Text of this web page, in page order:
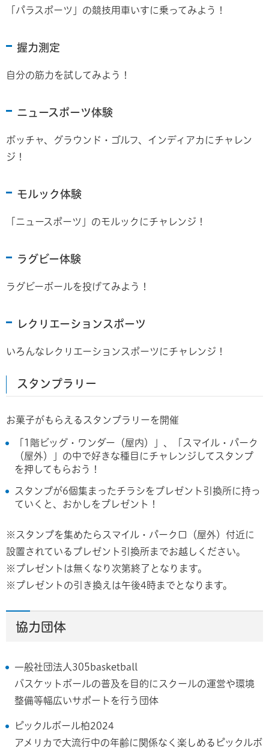
「パラスポーツ」の競技用車いすに乗ってみよう！
握力測定
自分の筋力を試してみよう！
ニュースポーツ体験
ボッチャ、グラウンド・ゴルフ、インディアカにチャレン
ジ！
モルック体験
「ニュースポーツ」のモルックにチャレンジ！
ラグビー体験
ラグビーボールを投げてみよう！
レクリエーションスポーツ
いろんなレクリエーションスポーツにチャレンジ！
スタンプラリー
お菓子がもらえるスタンプラリーを開催
「1階ビッグ・ワンダー（屋内）」、「スマイル・パーク
（屋外）」の中で好きな種目にチャレンジしてスタンプ
を押してもらおう！
スタンプが6個集まったチラシをプレゼント引換所に持っ
ていくと、おかしをプレゼント！
※スタンプを集めたらスマイル・パーク口（屋外）付近に
設置されているプレゼント引換所までお越しください。
※プレゼントは無くなり次第終了となります。
※プレゼントの引き換えは午後4時までとなります。
協力団体
一般社団法人305basketball
バスケットボールの普及を目的にスクールの運営や環境
整備等幅広いサポートを行う団体
ピックルボール柏2024
アメリカで大流行中の年齢に関係なく楽しめるピックルボ